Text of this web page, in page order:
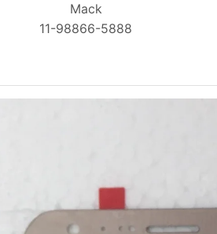
Mack
11-98866-5888